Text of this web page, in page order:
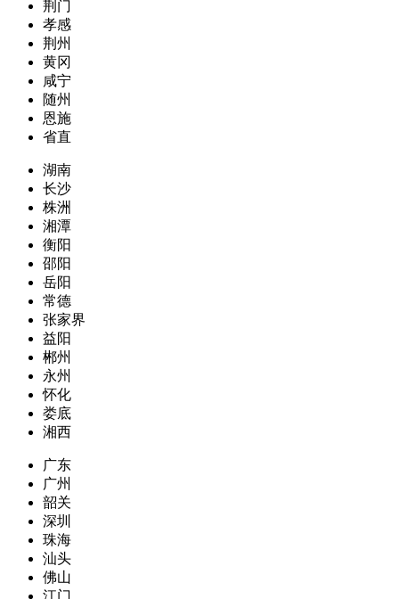
荆门
孝感
荆州
黄冈
咸宁
随州
恩施
省直
湖南
长沙
株洲
湘潭
衡阳
邵阳
岳阳
常德
张家界
益阳
郴州
永州
怀化
娄底
湘西
广东
广州
韶关
深圳
珠海
汕头
佛山